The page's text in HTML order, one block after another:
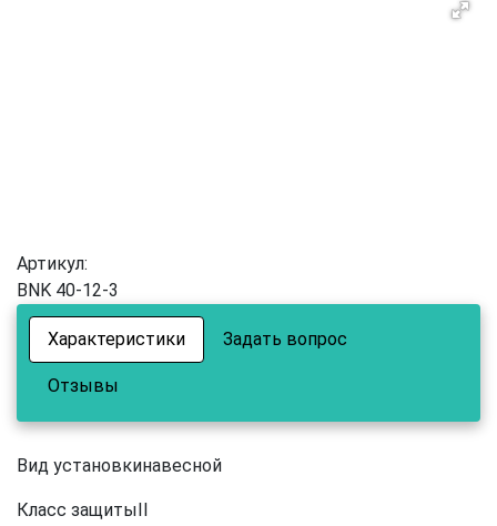
Артикул:
BNK 40-12-3
Характеристики Задать вопрос
Отзывы
Вид установкинавесной
Класс защитыII